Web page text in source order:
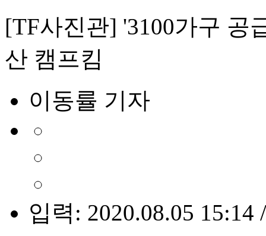
[TF사진관] '3100가구 공
산 캠프킴
이동률 기자
입력: 2020.08.05 15:14